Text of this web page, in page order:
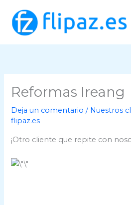
contenido
Reformas Ireang
Deja un comentario / Nuestros
flipaz.es
¡Otro cliente que repite con